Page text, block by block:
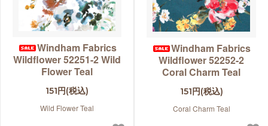
Windham Fabrics
Wildflower 52251-2 Wild
Flower Teal
151円(税込)
Wild Flower Teal
Windham Fabrics
Wildflower 52252-2
Coral Charm Teal
151円(税込)
Coral Charm Teal